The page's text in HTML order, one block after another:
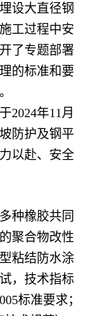
设大直径钢
工过程中安
了专题部署
的标准和要
2024年11月
防护及钢平
以赴、安全
种橡胶共同
聚合物改性
粘结防水涂
，技术指标
标准要求；